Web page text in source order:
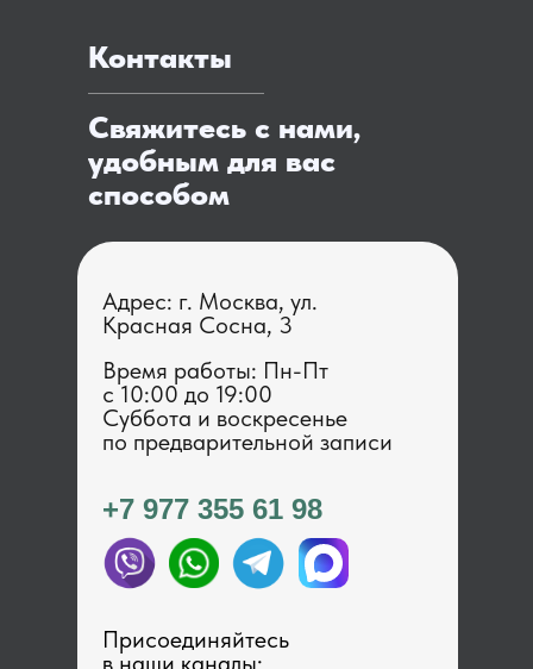
Контакты
Свяжитесь с нами,
удобным для вас
способом
Адрес: г. Москва, ул.
Красная Сосна, 3
+7 977 355 61 98
Время работы: Пн-Пт
с 1 0:00 до 19:00
Суббота и воскресенье
по предварительной записи
Присоединяйтесь
в наши каналы: